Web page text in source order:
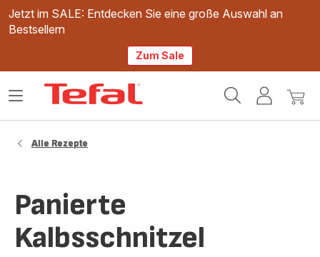
Jetzt im SALE: Entdecken Sie eine große Auswahl an
Bestsellern
Zum Sale
Mein
Mein
Das
Alle Rezepte
Panierte
Kalbsschnitzel